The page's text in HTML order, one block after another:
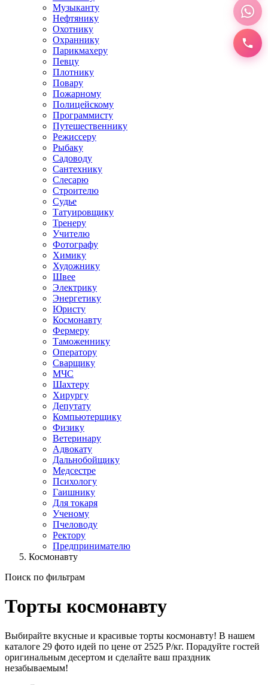
Музыканту
Нефтянику
Охотнику
Охраннику
Парикмахеру
Певцу
Плотнику
Повару
Пожарному
Полицейскому
Программисту
Путешественнику
Режиссеру
Рыбаку
Садоводу
Сантехнику
Слесарю
Строителю
Судье
Татуировщику
Тренеру
Учителю
Фотографу
Химику
Художнику
Швее
Электрику
Энергетику
Юристу
Космонавту
Фермеру
Таможеннику
Оператору
Сварщику
МЧС
Шахтеру
Хирургу
Депутату
Компьютерщику
Физику
Ветеринару
Адвокату
Дальнобойщику
Медсестре
Психологу
Гаишнику
Для токаря
Ученому
Пчеловоду
Ректору
Предпринимателю
Космонавту
Поиск по фильтрам
Торты космонавту
Выбирайте вкусные и красивые торты космонавту! В нашем
каталоге 29 фото идей по цене от 2525 Р/кг. Порадуйте гостей
оригинальным десертом и сделайте ваш праздник
незабываемым!